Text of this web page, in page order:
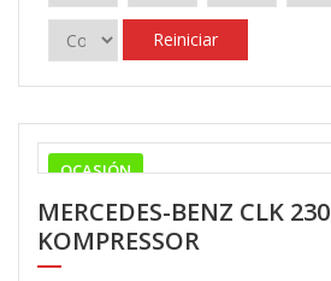
Reiniciar
OCASIÓN
MERCEDES-BENZ CLK 230
KOMPRESSOR